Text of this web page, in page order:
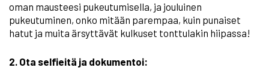
oman mausteesi pukeutumisella, ja jouluinen
pukeutuminen, onko mitään parempaa, kuin punaiset
hatut ja muita ärsyttävät kulkuset tonttulakin hiipassa!
2. Ota selfieitä ja dokumentoi: